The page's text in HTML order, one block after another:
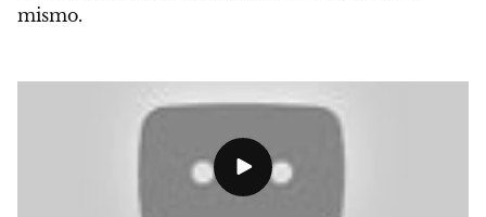
mismo.